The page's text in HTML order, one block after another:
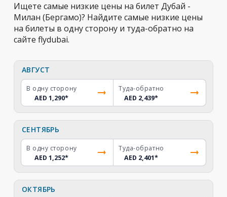
Ищете самые низкие цены на билет Дубай -
Милан (Бергамо)? Найдите самые низкие цены
на билеты в одну сторону и туда-обратно на
сайте flydubai.
АВГУСТ
В одну сторону
AED 1,290*
Туда-обратно
AED 2,439*
СЕНТЯБРЬ
В одну сторону
AED 1,252*
Туда-обратно
AED 2,401*
ОКТЯБРЬ